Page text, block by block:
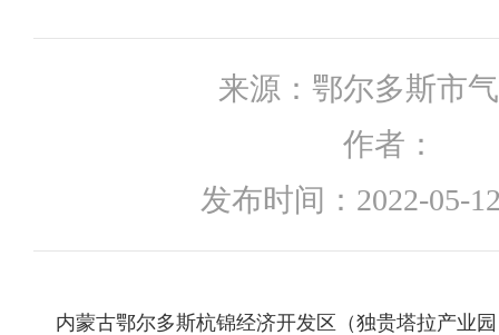
来源： 鄂尔多斯市
作者：
发布时间： 2022-05-
内蒙古鄂尔多斯杭锦经济开发区（独贵塔拉产业